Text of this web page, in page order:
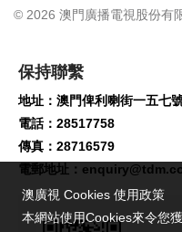
© 2026 澳門廣播電視股份有
保持聯繫
地址：澳門俾利喇街一五七
電話：28517758
傳真：28716579
電郵地址：
澳廣視 Cookies 使用政策
本網站使用Cookies來令您